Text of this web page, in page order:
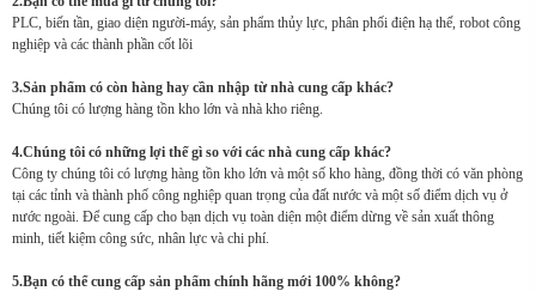
PLC, biến tần, giao diện người-máy, sản phẩm thủy lực, phân phối điện hạ thế, robot công
nghiệp và các thành phần cốt lõi
3.Sản phẩm có còn hàng hay cần nhập từ nhà cung cấp khác?
Chúng tôi có lượng hàng tồn kho lớn và nhà kho riêng.
4.Chúng tôi có những lợi thế gì so với các nhà cung cấp khác?
Công ty chúng tôi có lượng hàng tồn kho lớn và một số kho hàng, đồng thời có văn phòng
tại các tỉnh và thành phố công nghiệp quan trọng của đất nước và một số điểm dịch vụ ở
nước ngoài. Để cung cấp cho bạn dịch vụ toàn diện một điểm dừng về sản xuất thông
minh, tiết kiệm công sức, nhân lực và chi phí.
5.Bạn có thể cung cấp sản phẩm chính hãng mới 100% không?